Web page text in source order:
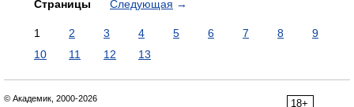
Страницы Следующая →
1 2 3 4 5 6 7 8
9
10
11 12 13
18+
© Академик, 2000-2026